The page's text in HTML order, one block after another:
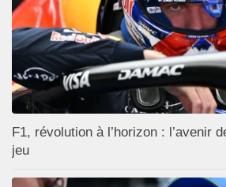
F1, révolution à l’horizon : l’avenir
jeu